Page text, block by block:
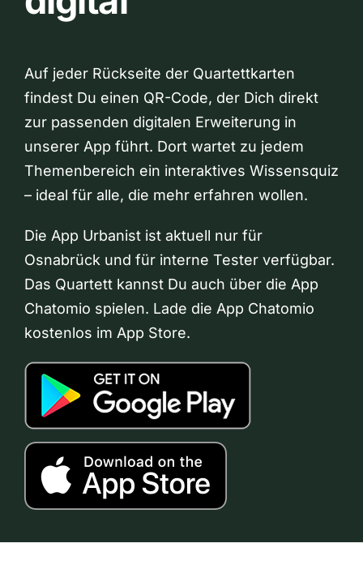
Auf jeder Rückseite der Quartettkarten
findest Du einen QR-Code, der Dich direkt
zur passenden digitalen Erweiterung in
unserer App führt. Dort wartet zu jedem
Themenbereich ein interaktives Wissensquiz
– ideal für alle, die mehr erfahren wollen.
Die App Urbanist ist aktuell nur für
Osnabrück und für interne Tester verfügbar.
Das Quartett kannst Du auch über die App
Chatomio spielen. Lade die App Chatomio
kostenlos im App Store.